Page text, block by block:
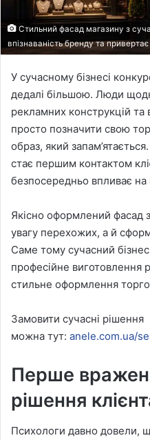
Стильний фасад магазину з
впізнаваність бренду та
У сучасному бізнесі
дедалі більшою. Люди
рекламних конструкцій
просто позначити свою
образ, який
стає першим контактом
безпосередньо впливає на
Якісно оформлений фасад
увагу перехожих, а й
Саме тому сучасний
професійне виготовлення
стильне оформлення
Замовити сучасні рішення
можна тут: anele.com.ua/
Перше
рішення
Психологи давно довели,